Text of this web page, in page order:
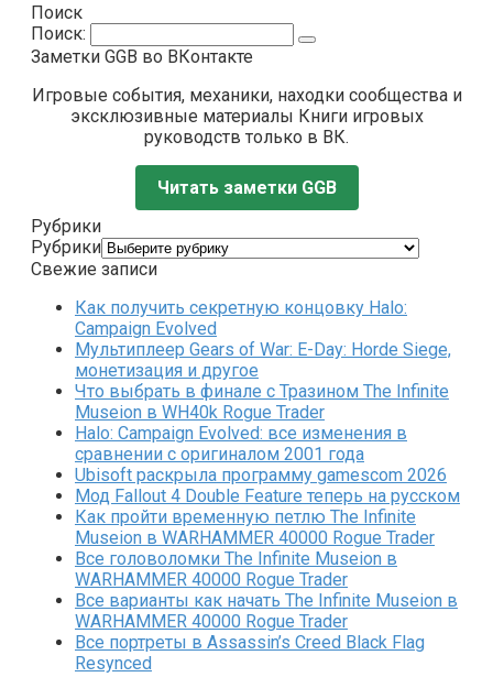
Поиск
Поиск:
Заметки GGB во ВКонтакте
Игровые события, механики, находки сообщества и
эксклюзивные материалы Книги игровых
руководств только в ВК.
Читать заметки GGB
Рубрики
Рубрики
Свежие записи
Как получить секретную концовку Halo:
Campaign Evolved
Мультиплеер Gears of War: E-Day: Horde Siege,
монетизация и другое
Что выбрать в финале с Тразином The Infinite
Museion в WH40k Rogue Trader
Halo: Campaign Evolved: все изменения в
сравнении с оригиналом 2001 года
Ubisoft раскрыла программу gamescom 2026
Мод Fallout 4 Double Feature теперь на русском
Как пройти временную петлю The Infinite
Museion в WARHAMMER 40000 Rogue Trader
Все головоломки The Infinite Museion в
WARHAMMER 40000 Rogue Trader
Все варианты как начать The Infinite Museion в
WARHAMMER 40000 Rogue Trader
Все портреты в Assassin’s Creed Black Flag
Resynced